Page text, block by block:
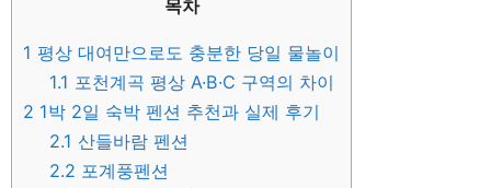
목차
1 평상 대여만으로도 충분한 당일 물놀이
1.1 포천계곡 평상 A·B·C 구역의 차이
2 1박 2일 숙박 펜션 추천과 실제 후기
2.1 산들바람 펜션
2.2 포계풍펜션